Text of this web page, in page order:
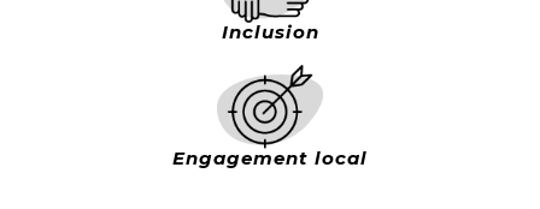
Inclusion
Engagement local